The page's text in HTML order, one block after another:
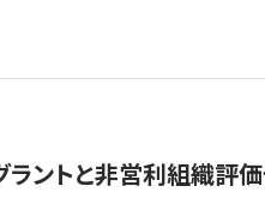
ラントと非営利組織評